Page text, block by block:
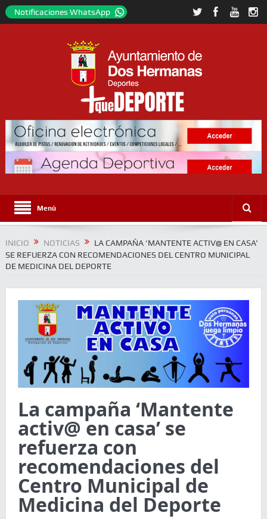
Notificaciones WhatsApp
Menú
INICIO NOTICIAS
LA CAMPAÑA ‘MANTENTE ACTIV@ EN CASA’
SE REFUERZA CON RECOMENDACIONES DEL CENTRO MUNICIPAL
DE MEDICINA DEL DEPORTE
La campaña ‘Mantente
activ@ en casa’ se
refuerza con
recomendaciones del
Centro Municipal de
Medicina del Deporte